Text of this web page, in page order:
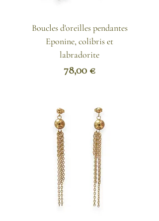
Boucles d'oreilles pendantes
Eponine, colibris et
labradorite
Prix
78,00 €